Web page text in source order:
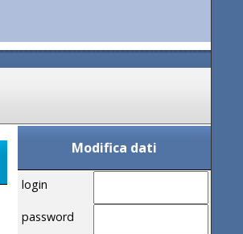
Modifica dati
login
password